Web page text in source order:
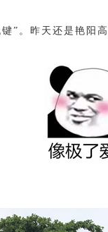
”。昨天还是艳阳